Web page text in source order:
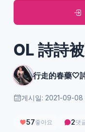
OL 詩詩
行走的春藥🤍
게시일: 2021-09-08
57좋아요 2댓